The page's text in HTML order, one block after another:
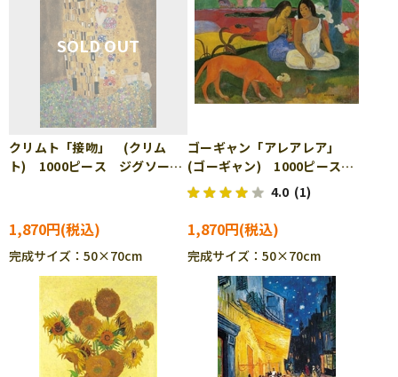
クリムト「接吻」 (クリム
ト) 1000ピース ジグソーパ
1,870円
完成サイズ：50×70cm
ゴーギャン「アレアレア」
(ゴーギャン) 1000ピース
ジグソーパズル RAV-008330
4.0 (1)
1,870円
完成サイズ：50×70cm